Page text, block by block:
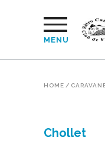
MENU
HOME /
Chollet